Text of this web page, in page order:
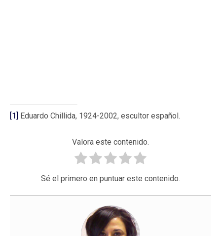
[1] Eduardo Chillida, 1924-2002, escultor español.
Valora este contenido.
Sé el primero en puntuar este contenido.